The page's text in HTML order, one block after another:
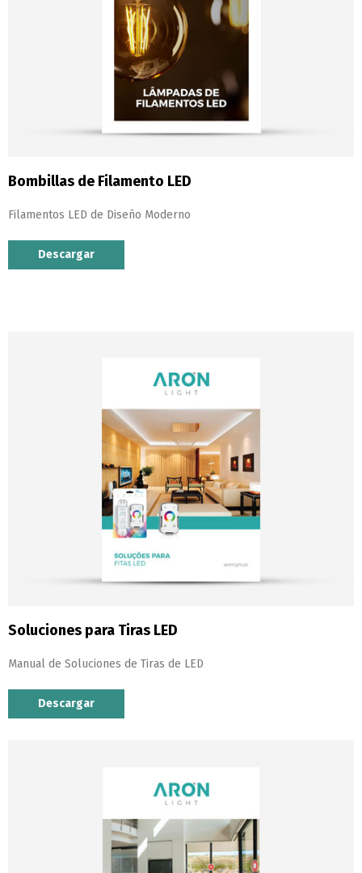
Bombillas de Filamento LED
Filamentos LED de Diseño Moderno
Descargar
Soluciones para Tiras LED
Manual de Soluciones de Tiras de LED
Descargar